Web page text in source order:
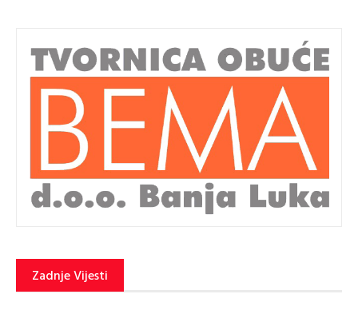
Zadnje Vijesti